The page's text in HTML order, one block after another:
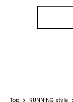
Top RUNNING style